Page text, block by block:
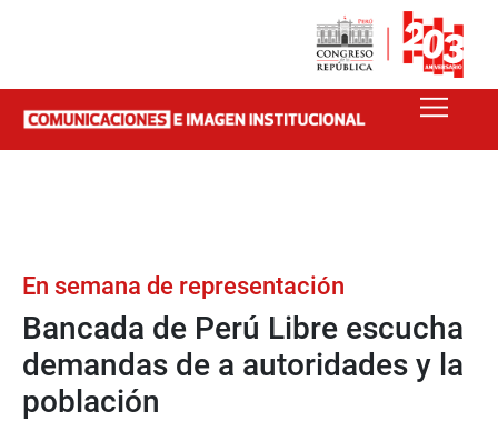
En semana de representación
Bancada de Perú Libre escucha
demandas de a autoridades y la
población